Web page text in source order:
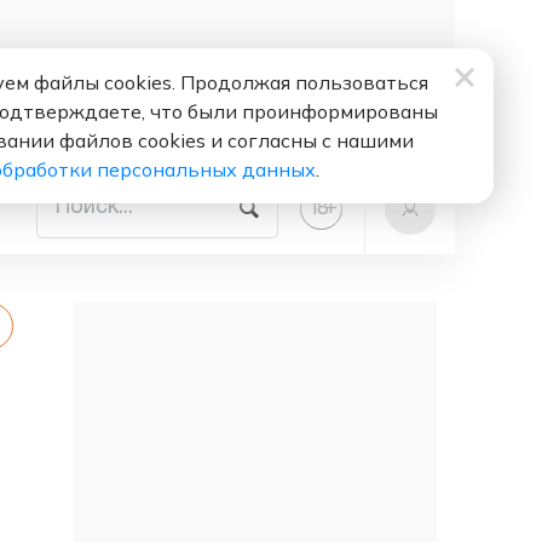
18+
файлы cookies. Продолжая пользоваться
что были проинформированы
файлов cookies и согласны с нашими
персональных данных.